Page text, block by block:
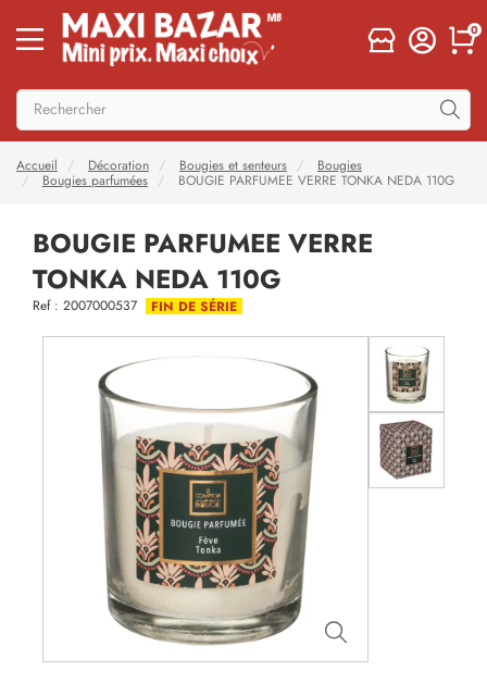
0
Accueil Décoration Bougies et senteurs
Bougies
Bougies parfumées
BOUGIE PARFUMEE VERRE TONKA NEDA 110G
BOUGIE PARFUMEE VERRE
TONKA NEDA 110G
Ref : 2007000537 FIN DE SÉRIE